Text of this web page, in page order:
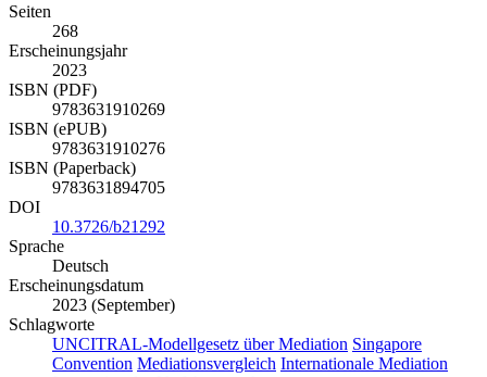
Seiten
268
Erscheinungsjahr
2023
ISBN (PDF)
9783631910269
ISBN (ePUB)
9783631910276
ISBN (Paperback)
9783631894705
DOI
10.3726/b21292
Sprache
Deutsch
Erscheinungsdatum
2023 (September)
Schlagworte
UNCITRAL-Modellgesetz über Mediation Singapore
Convention Mediationsvergleich Internationale Mediation